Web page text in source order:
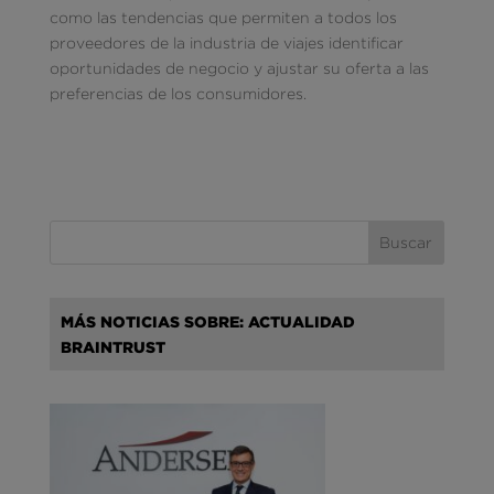
como las tendencias que permiten a todos los
proveedores de la industria de viajes identificar
oportunidades de negocio y ajustar su oferta a las
preferencias de los consumidores.
MÁS NOTICIAS SOBRE: ACTUALIDAD
BRAINTRUST